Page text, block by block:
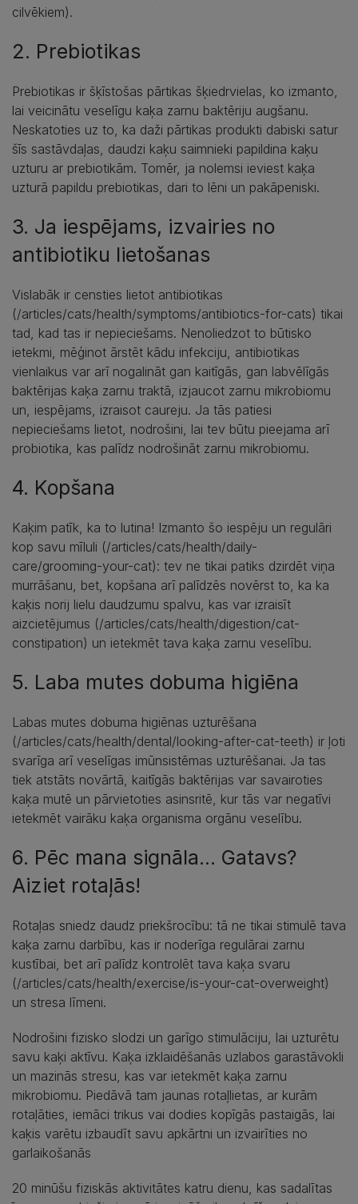
cilvēkiem).
2. Prebiotikas
Prebiotikas ir šķīstošas pārtikas šķiedrvielas, ko izmanto,
lai veicinātu veselīgu kaķa zarnu baktēriju augšanu.
Neskatoties uz to, ka daži pārtikas produkti dabiski satur
šīs sastāvdaļas, daudzi kaķu saimnieki papildina kaķu
uzturu ar prebiotikām. Tomēr, ja nolemsi ieviest kaķa
uzturā papildu prebiotikas, dari to lēni un pakāpeniski.
3. Ja iespējams, izvairies no
antibiotiku lietošanas
Vislabāk ir censties lietot antibiotikas
(/articles/cats/health/symptoms/antibiotics-for-cats) tikai
tad, kad tas ir nepieciešams. Nenoliedzot to būtisko
ietekmi, mēģinot ārstēt kādu infekciju, antibiotikas
vienlaikus var arī nogalināt gan kaitīgās, gan labvēlīgās
baktērijas kaķa zarnu traktā, izjaucot zarnu mikrobiomu
un, iespējams, izraisot caureju. Ja tās patiesi
nepieciešams lietot, nodrošini, lai tev būtu pieejama arī
probiotika, kas palīdz nodrošināt zarnu mikrobiomu.
4. Kopšana
Kaķim patīk, ka to lutina! Izmanto šo iespēju un regulāri
kop savu mīluli (/articles/cats/health/daily-
care/grooming-your-cat): tev ne tikai patiks dzirdēt viņa
murrāšanu, bet, kopšana arī palīdzēs novērst to, ka ka
kaķis norij lielu daudzumu spalvu, kas var izraisīt
aizcietējumus (/articles/cats/health/digestion/cat-
constipation) un ietekmēt tava kaķa zarnu veselību.
5. Laba mutes dobuma higiēna
Labas mutes dobuma higiēnas uzturēšana
(/articles/cats/health/dental/looking-after-cat-teeth) ir ļoti
svarīga arī veselīgas imūnsistēmas uzturēšanai. Ja tas
tiek atstāts novārtā, kaitīgās baktērijas var savairoties
kaķa mutē un pārvietoties asinsritē, kur tās var negatīvi
ietekmēt vairāku kaķa organisma orgānu veselību.
6. Pēc mana signāla... Gatavs?
Aiziet rotaļās!
Rotaļas sniedz daudz priekšrocību: tā ne tikai stimulē tava
kaķa zarnu darbību, kas ir noderīga regulārai zarnu
kustībai, bet arī palīdz kontrolēt tava kaķa svaru
(/articles/cats/health/exercise/is-your-cat-overweight)
un stresa līmeni.
Nodrošini fizisko slodzi un garīgo stimulāciju, lai uzturētu
savu kaķi aktīvu. Kaķa izklaidēšanās uzlabos garastāvokli
un mazinās stresu, kas var ietekmēt kaķa zarnu
mikrobiomu. Piedāvā tam jaunas rotaļlietas, ar kurām
rotaļāties, iemāci trikus vai dodies kopīgās pastaigās, lai
kaķis varētu izbaudīt savu apkārtni un izvairīties no
garlaikošanās
20 minūšu fiziskās aktivitātes katru dienu, kas sadalītas